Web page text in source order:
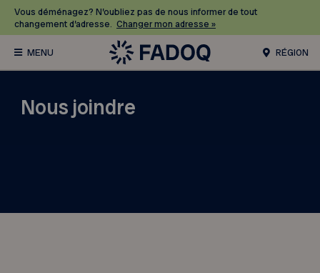
Vous déménagez? N’oubliez pas de nous informer de tout
changement d’adresse. Changer mon adresse »
RÉGION
Nous joindre